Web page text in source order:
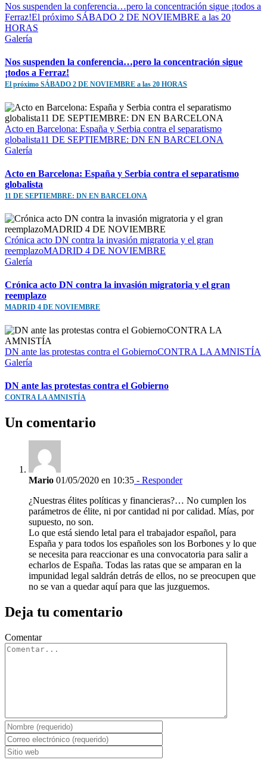
Nos suspenden la conferencia…pero la concentración sigue ¡todos a
Ferraz!El próximo SÁBADO 2 DE NOVIEMBRE a las 20
HORAS
Galería
Nos suspenden la conferencia…pero la concentración sigue
¡todos a Ferraz!
El próximo SÁBADO 2 DE NOVIEMBRE a las 20 HORAS
Acto en Barcelona: España y Serbia contra el separatismo
globalista11 DE SEPTIEMBRE: DN EN BARCELONA
Galería
Acto en Barcelona: España y Serbia contra el separatismo
globalista
11 DE SEPTIEMBRE: DN EN BARCELONA
Crónica acto DN contra la invasión migratoria y el gran
reemplazoMADRID 4 DE NOVIEMBRE
Galería
Crónica acto DN contra la invasión migratoria y el gran
reemplazo
MADRID 4 DE NOVIEMBRE
DN ante las protestas contra el GobiernoCONTRA LA AMNISTÍA
Galería
DN ante las protestas contra el Gobierno
CONTRA LA AMNISTÍA
Un comentario
Mario 01/05/2020 en 10:35 - Responder
¿Nuestras élites políticas y financieras?… No cumplen los
parámetros de élite, ni por cantidad ni por calidad. Mías, por
supuesto, no son.
Lo que está siendo letal para el trabajador español, para
España y para todos los españoles son los Borbones y lo que
se necesita para reaccionar es una convocatoria para salir a
echarlos de España. Todas las ratas que se amparan en la
impunidad legal saldrán detrás de ellos, no se preocupen que
no se van a quedar aquí para que las juzguemos.
Deja tu comentario
Comentar